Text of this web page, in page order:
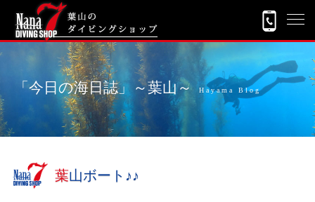
「今日の海日誌」～葉山～ Hayama Blog
葉山ボート♪♪